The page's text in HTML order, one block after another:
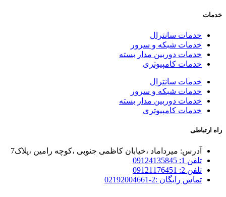
خدمات
خدمات سانترال
خدمات شبکه و سرور
خدمات دوربین مدار بسته
خدمات کامپیوتری
خدمات سانترال
خدمات شبکه و سرور
خدمات دوربین مدار بسته
خدمات کامپیوتری
راه ارتباطی
آدرس: میرداماد ،خیابان کاظمی جنوبی ،کوچه رامین ،پلاک7
تلفن 1: 09124135845
تلفن 2: 09121176451
تماس رایگان :2-02192004661